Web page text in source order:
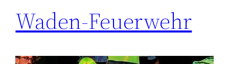
Waden-Feuerwehr